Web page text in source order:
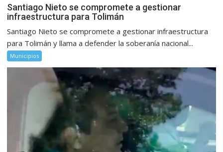
Santiago Nieto se compromete a gestionar
infraestructura para Tolimán
Santiago Nieto se compromete a gestionar infraestructura
para Tolimán y llama a defender la soberanía nacional...
Municipios